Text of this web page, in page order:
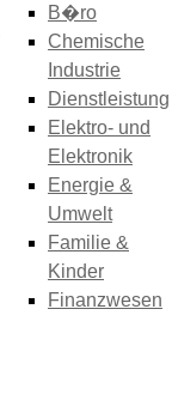
B�ro
Chemische
Industrie
Dienstleistung
Elektro- und
Elektronik
Energie &
Umwelt
Familie &
Kinder
Finanzwesen